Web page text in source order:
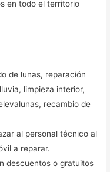
en todo el territorio
de lunas, reparación
limpieza interior,
recambio de
al personal técnico al
a reparar.
descuentos o gratuitos